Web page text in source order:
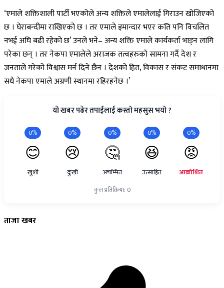
‘एमाले शक्तिशाली पार्टी भएकोले अन्य शक्तिले एमालेलाई गिराउन खोजिएको
छ । घेराबन्दीमा राखिएको छ । तर एमाले इमान्दार भएर कति पनि विचलित
नभई अघि बढी रहेको छ’ उनले भने– अन्य शक्ति एमाले कार्यकर्ता भाड्न लागि
परेका छन् । तर नेकपा एमालेले अराजक तत्वहरुको सामना गर्दै देश र
जनताले गरेको विश्वास मर्न दिने छैन । देशको हित, विकास र संकट समाधानमा
सधै नेकपा एमाले अग्रणी स्थानमा रहिरहनेछ ।’
यो खबर पढेर तपाईंलाई कस्तो महसुस भयो ?
0%
😊
खुशी
0%
😢
दुःखी
0%
🤔
अचम्मित
0%
😆
उत्साहित
0%
😡
आक्रोशित
कुल प्रतिक्रिया: 0
ताजाखबर